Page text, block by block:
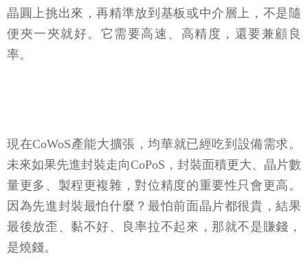
晶圓上挑出來，再精準放到基板或中介層上，不是隨
便夾一夾就好。它需要高速、高精度，還要兼顧良
率。
現在CoWoS產能大擴張，均華就已經吃到設備需求。
未來如果先進封裝走向CoPoS，封裝面積更大、晶片數
量更多、製程更複雜，對位精度的重要性只會更高。
因為先進封裝最怕什麼？最怕前面晶片都很貴，結果
最後放歪、黏不好、良率拉不起來，那就不是賺錢，
是燒錢。